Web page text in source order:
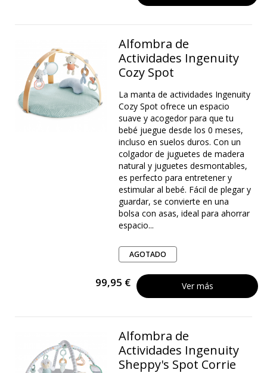
Alfombra de
Actividades Ingenuity
Cozy Spot
La manta de actividades Ingenuity
Cozy Spot ofrece un espacio
suave y acogedor para que tu
bebé juegue desde los 0 meses,
incluso en suelos duros. Con un
colgador de juguetes de madera
natural y juguetes desmontables,
es perfecto para entretener y
estimular al bebé. Fácil de plegar y
guardar, se convierte en una
bolsa con asas, ideal para ahorrar
espacio...
AGOTADO
99,95 € Ver más
Alfombra de
Actividades Ingenuity
Sheppy's Spot Corrie